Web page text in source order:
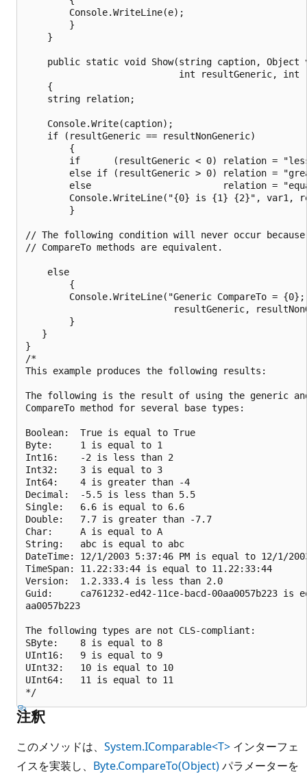
        Console.WriteLine(e);
        }
    }
public static void Show(string caption, Object
int resultGeneric, int
    {
    string relation;
    Console.Write(caption);
    if (resultGeneric == resultNonGeneric)
        {
if      (resultGeneric < 0) relation =
else if (resultGeneric > 0) relation =
else                        relation =
Console.WriteLine("{0} is {1} {2}", var1,
        }
// The following condition will never occur because
// CompareTo methods are equivalent.
    else
        {
Console.WriteLine("Generic CompareTo =
resultGeneric,
        }
   }
}
/*
This example produces the following results:
The following is the result of using the generic
CompareTo method for several base types:
Boolean:  True is equal to True
Byte:     1 is equal to 1
Int16:    -2 is less than 2
Int32:    3 is equal to 3
Int64:    4 is greater than -4
Decimal:  -5.5 is less than 5.5
Single:   6.6 is equal to 6.6
Double:   7.7 is greater than -7.7
Char:     A is equal to A
String:   abc is equal to abc
DateTime: 12/1/2003 5:37:46 PM is equal to 12/1/
TimeSpan: 11.22:33:44 is equal to 11.22:33:44
Version:  1.2.333.4 is less than 2.0
Guid:     ca761232-ed42-11ce-bacd-00aa0057b223 is
aa0057b223
The following types are not CLS-compliant:
SByte:    8 is equal to 8
UInt16:   9 is equal to 9
UInt32:   10 is equal to 10
UInt64:   11 is equal to 11
注釈
このメソッドは、 System.IComparable<T> インターフェ
イスを実装し、 Byte.CompareTo(Object)パラメーターを